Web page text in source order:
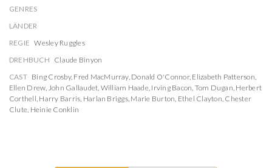
GENRES
LÄNDER
REGIE Wesley Ruggles
DREHBUCH Claude Binyon
CAST Bing Crosby, Fred MacMurray, Donald O'Connor, Elizabeth Patterson,
Ellen Drew, John Gallaudet, William Haade, Irving Bacon, Tom Dugan, Herbert
Corthell, Harry Barris, Harlan Briggs, Marie Burton, Ethel Clayton, Chester
Clute, Heinie Conklin